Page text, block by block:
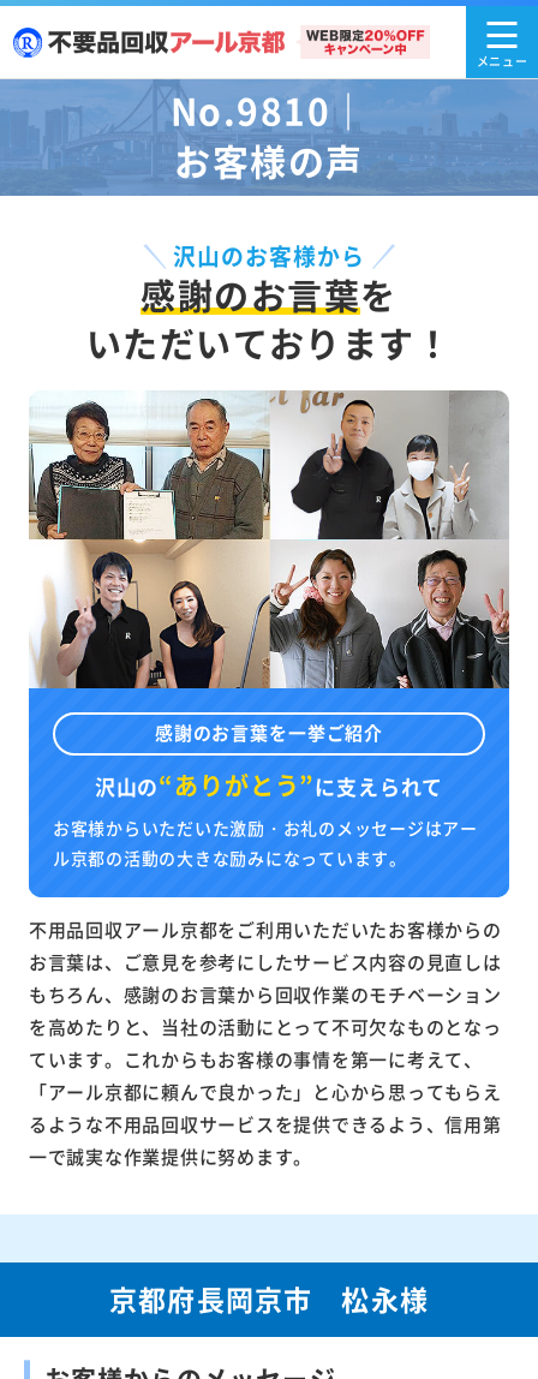
No.9810｜
お客様の声
沢山のお客様から
感謝のお言葉を
いただいております！
感謝のお言葉を一挙ご紹介
沢山の“ありがとう”に支えられて
お客様からいただいた激励・お礼のメッセージはアー
ル京都の活動の大きな励みになっています。
不用品回収アール京都をご利用いただいたお客様からの
お言葉は、ご意見を参考にしたサービス内容の見直しは
もちろん、感謝のお言葉から回収作業のモチベーション
を高めたりと、当社の活動にとって不可欠なものとなっ
ています。これからもお客様の事情を第一に考えて、
「アール京都に頼んで良かった」と心から思ってもらえ
るような不用品回収サービスを提供できるよう、信用第
一で誠実な作業提供に努めます。
京都府長岡京市 松永様